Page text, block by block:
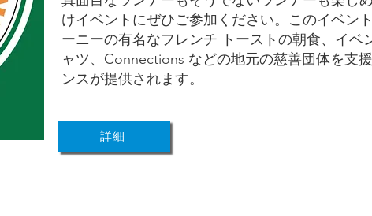
けイベントにぜひご参加ください。このイベン
ーニーの有名なフレンチ トーストの朝食、イベ
ャツ、Connections などの地元の慈善団体を支
ンスが提供されます。
詳細